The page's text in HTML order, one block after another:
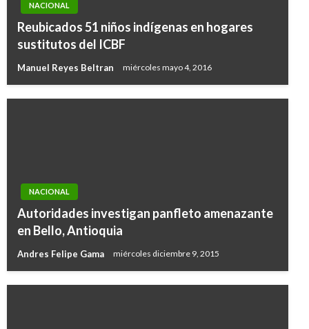
NACIONAL
Reubicados 51 niños indígenas en hogares
sustitutos del ICBF
Manuel Reyes Beltran miércoles mayo 4, 2016
NACIONAL
Autoridades investigan panfleto amenazante
en Bello, Antioquia
Andres Felipe Gama miércoles diciembre 9, 2015